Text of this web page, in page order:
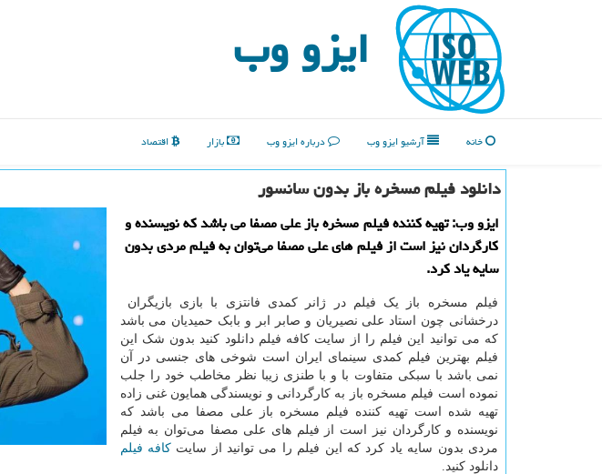
ایزو وب
خانه آرشیو ایزو وب درباره ایزو وب بازار اقتصاد
دانلود فیلم مسخره باز بدون سانسور
ایزو وب: تهیه كننده فیلم مسخره باز علی مصفا می باشد كه نویسنده و
كارگردان نیز است از فیلم های علی مصفا می‌توان به فیلم مردی بدون
سایه یاد كرد.
فیلم مسخره باز یک فیلم در ژانر کمدی فانتزی با بازی بازیگران
درخشانی چون استاد علی نصیریان و صابر ابر و بابک حمیدیان می باشد
که می توانید این فیلم را از سایت کافه فیلم دانلود کنید بدون شک این
فیلم بهترین فیلم کمدی سینمای ایران است شوخی های جنسی در آن
نمی باشد با سبکی متفاوت با و با طنزی زیبا نظر مخاطب خود را جلب
نموده است فیلم مسخره باز به کارگردانی و نویسندگی همایون غنی زاده
تهیه شده است تهیه کننده فیلم مسخره باز علی مصفا می باشد که
نویسنده و کارگردان نیز است از فیلم های علی مصفا می‌توان به فیلم
مردی بدون سایه یاد کرد که این فیلم را می توانید از سایتکافه فیلم
دانلود کنید.